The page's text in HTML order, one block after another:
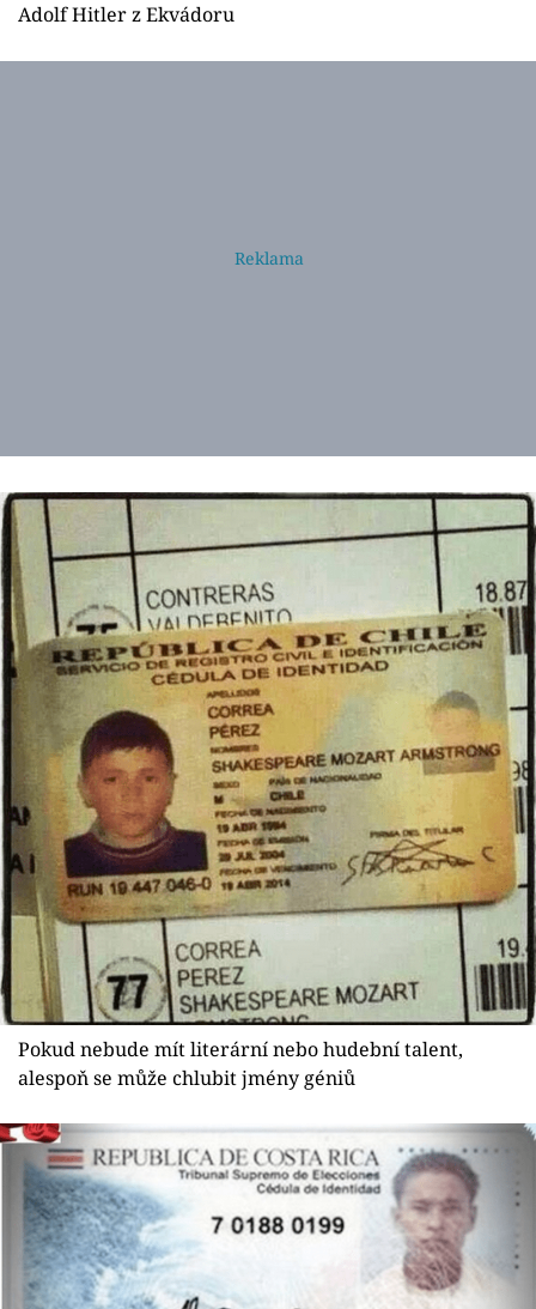
Adolf Hitler z Ekvádoru
Pokud nebude mít literární nebo hudební talent,
alespoň se může chlubit jmény géniů